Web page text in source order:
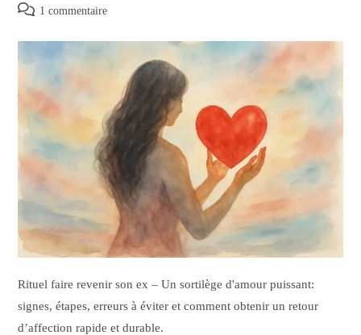
1 commentaire
Rituel faire revenir son ex – Un sortilège d'amour puissant:
signes, étapes, erreurs à éviter et comment obtenir un retour
d’affection rapide et durable.